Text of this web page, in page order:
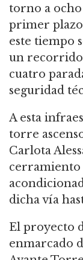
torno a
primer plazo
este tiempo
un recorrido
cuatro
seguridad
A esta
torre
Carlota
cerramiento
dicha vía
El proyecto
enmarcado